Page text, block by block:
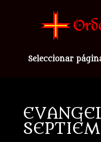
Seleccionar